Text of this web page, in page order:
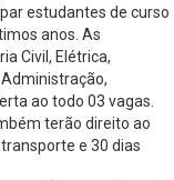
estudantes de curso
anos. As
Civil, Elétrica,
ao todo 03 vagas.
terão direito ao
e 30 dias